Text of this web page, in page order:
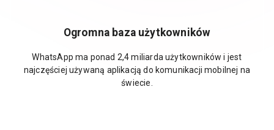
Ogromna baza użytkowników
WhatsApp ma ponad 2,4 miliarda użytkowników i jest
najczęściej używaną aplikacją do komunikacji mobilnej na
świecie.